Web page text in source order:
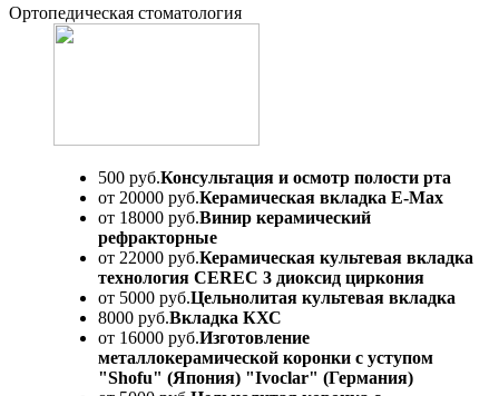
Ортопедическая стоматология
500 руб.Консультация и осмотр полости рта
от 20000 руб.Керамическая вкладка E-Max
от 18000 руб.Винир керамический
рефракторные
от 22000 руб.Керамическая культевая вкладка
технология CEREC 3 диоксид циркония
от 5000 руб.Цельнолитая культевая вкладка
8000 руб.Вкладка КХС
от 16000 руб.Изготовление
металлокерамической коронки с уступом
"Shofu" (Япония) "Ivoclar" (Германия)